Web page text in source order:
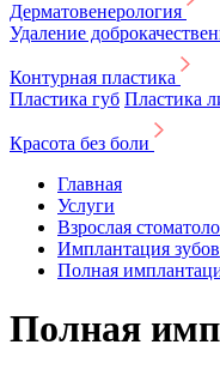
Дерматовенерология
Удаление
Контурная пластика
Пластика губ Пластика
Красота без боли
Главная
Услуги
Взрослая
Имплантация зубов
Полная
Полная